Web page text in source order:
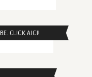
CLICK AICI!